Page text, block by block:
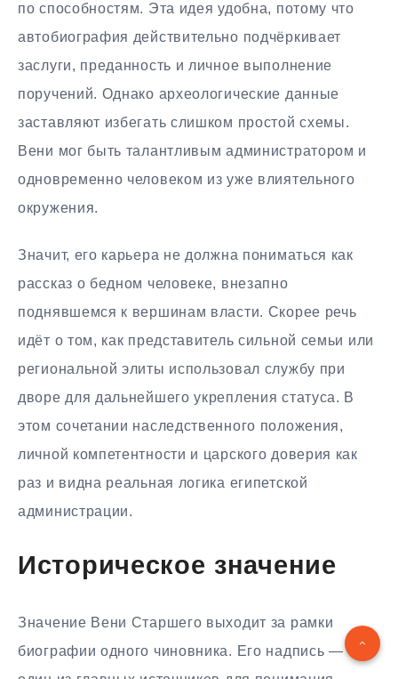
по способностям. Эта идея удобна, потому что
автобиография действительно подчёркивает
заслуги, преданность и личное выполнение
поручений. Однако археологические данные
заставляют избегать слишком простой схемы.
Вени мог быть талантливым администратором и
одновременно человеком из уже влиятельного
окружения.
Значит, его карьера не должна пониматься как
рассказ о бедном человеке, внезапно
поднявшемся к вершинам власти. Скорее речь
идёт о том, как представитель сильной семьи или
региональной элиты использовал службу при
дворе для дальнейшего укрепления статуса. В
этом сочетании наследственного положения,
личной компетентности и царского доверия как
раз и видна реальная логика египетской
администрации.
Историческое значение
Значение Вени Старшего выходит за рамки
биографии одного чиновника. Его надпись —